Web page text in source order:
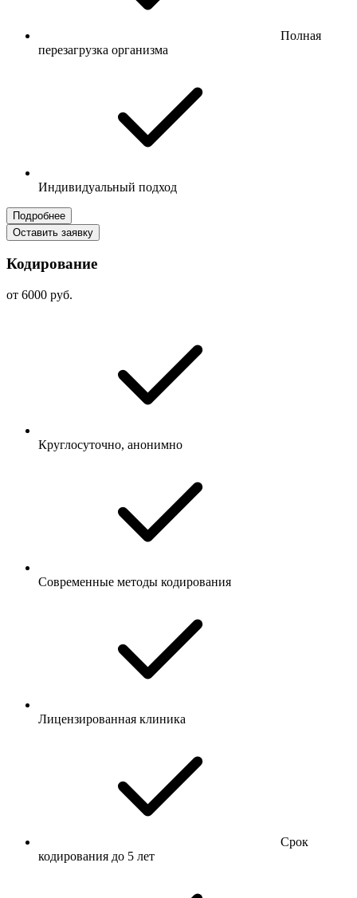
Полная
перезагрузка организма
Индивидуальный подход
Подробнее
Оставить заявку
Кодирование
от 6000 руб.
Круглосуточно, анонимно
Современные методы кодирования
Лицензированная клиника
Срок
кодирования до 5 лет